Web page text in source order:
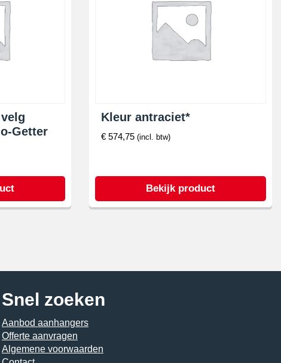
Getter
Kleur antraciet*
€ 574,75 (incl. btw)
Bekijk product
Snel zoeken
Aanbod aanhangers
Offerte aanvragen
Algemene voorwaarden